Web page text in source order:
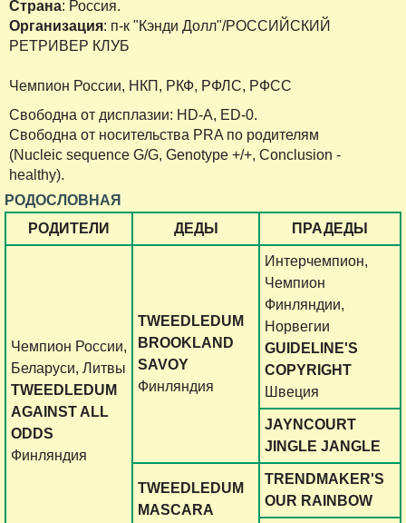
Страна: Россия.
Организация: п-к "Кэнди Долл"/РОССИЙСКИЙ
РЕТРИВЕР КЛУБ
Чемпион России, НКП, РКФ, РФЛС, РФСС
Свободна от дисплазии: HD-A, ED-0.
Свободна от носительства PRA по родителям
(Nucleic sequence G/G, Genotype +/+, Conclusion -
healthy).
РОДОСЛОВНАЯ
РОДИТЕЛИ
ДЕДЫ ПРАДЕДЫ
Чемпион России,
Беларуси, Литвы
TWEEDLEDUM
AGAINST ALL
ODDS
Финляндия
TWEEDLEDUM
BROOKLAND
SAVOY
Финляндия
Интерчемпион,
Чемпион
Финляндии,
Норвегии
GUIDELINE'S
COPYRIGHT
Швеция
JAYNCOURT
JINGLE JANGLE
TWEEDLEDUM
MASCARA
TRENDMAKER'S
OUR RAINBOW